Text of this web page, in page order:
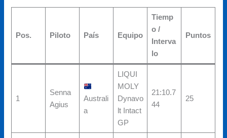
Pos. Piloto País Equipo
Tiemp
o /
Interva
lo
Puntos
1
Senna
Agius
Australi
a
LIQUI
MOLY
Dynavo
lt Intact
GP
21:10.7
44
25